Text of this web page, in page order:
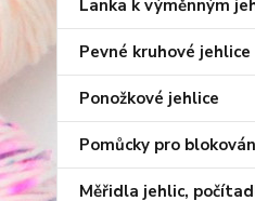
Lanka k výměnným
Pevné kruhové jehlice
Ponožkové jehlice
Pomůcky pro
Měřidla jehlic,